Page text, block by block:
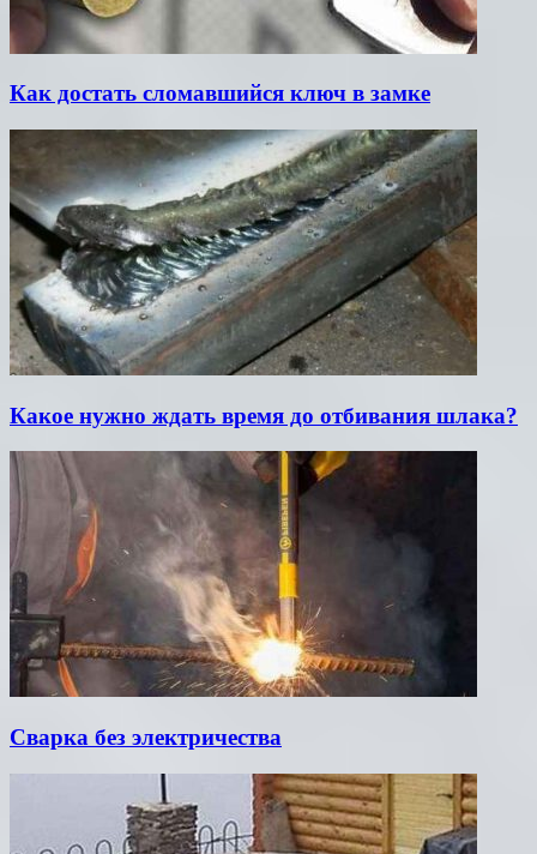
Как достать сломавшийся ключ в замке
Какое нужно ждать время до отбивания шлака?
Сварка без электричества